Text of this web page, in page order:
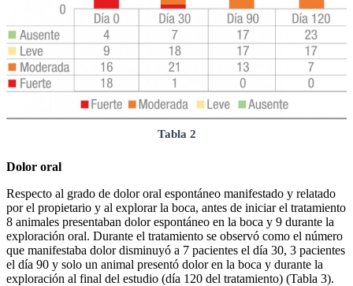
Tabla 2
Dolor oral
Respecto al grado de dolor oral espontáneo manifestado y relatado
por el propietario y al explorar la boca, antes de iniciar el tratamiento
8 animales presentaban dolor espontáneo en la boca y 9 durante la
exploración oral. Durante el tratamiento se observó como el número
que manifestaba dolor disminuyó a 7 pacientes el día 30, 3 pacientes
el día 90 y solo un animal presentó dolor en la boca y durante la
exploración al final del estudio (día 120 del tratamiento) (Tabla 3).